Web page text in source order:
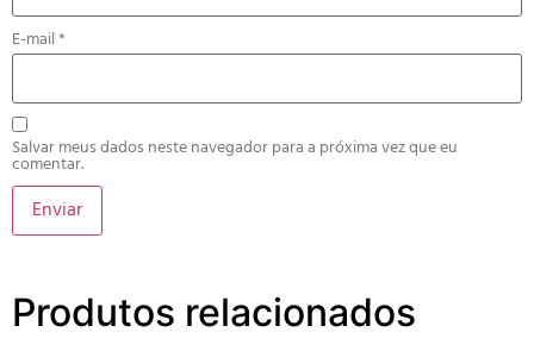
E-mail*
Salvar meus dados neste navegador para a próxima vez que eu
comentar.
Produtos relacionados